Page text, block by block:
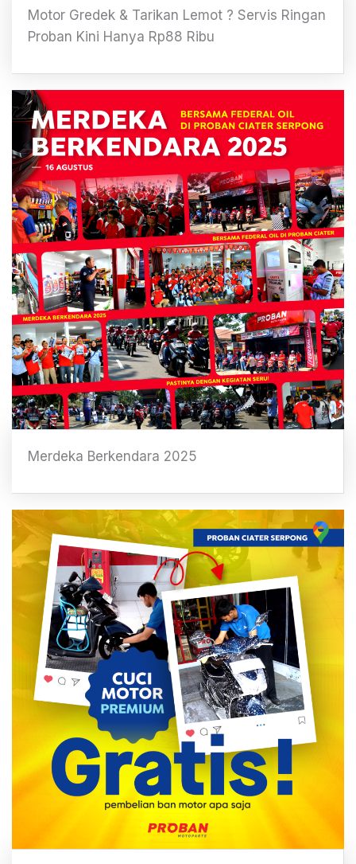
Motor Gredek & Tarikan Lemot ? Servis Ringan
Proban Kini Hanya Rp88 Ribu
Merdeka Berkendara 2025